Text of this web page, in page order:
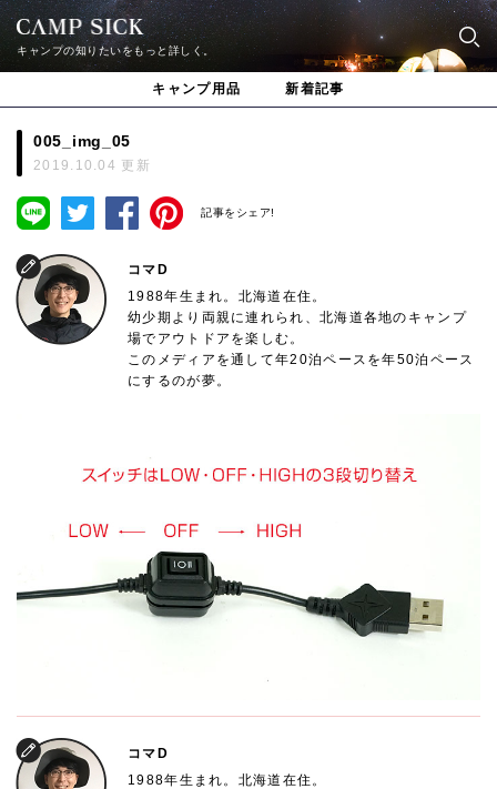
キャンプの知りたいをもっと詳しく。
キャンプ用品 新着記事
005_img_05
2019.10.04 更新
記事をシェア!
コマD
1988年生まれ。北海道在住。
幼少期より両親に連れられ、北海道各地のキャンプ
場でアウトドアを楽しむ。
このメディアを通して年20泊ペースを年50泊ペース
にするのが夢。
コマD
1988年生まれ。北海道在住。